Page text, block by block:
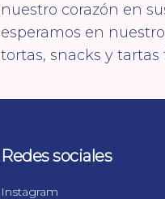
nuestro corazón en
esperamos en
tortas, snacks y tartas
Redes sociales
Instagram